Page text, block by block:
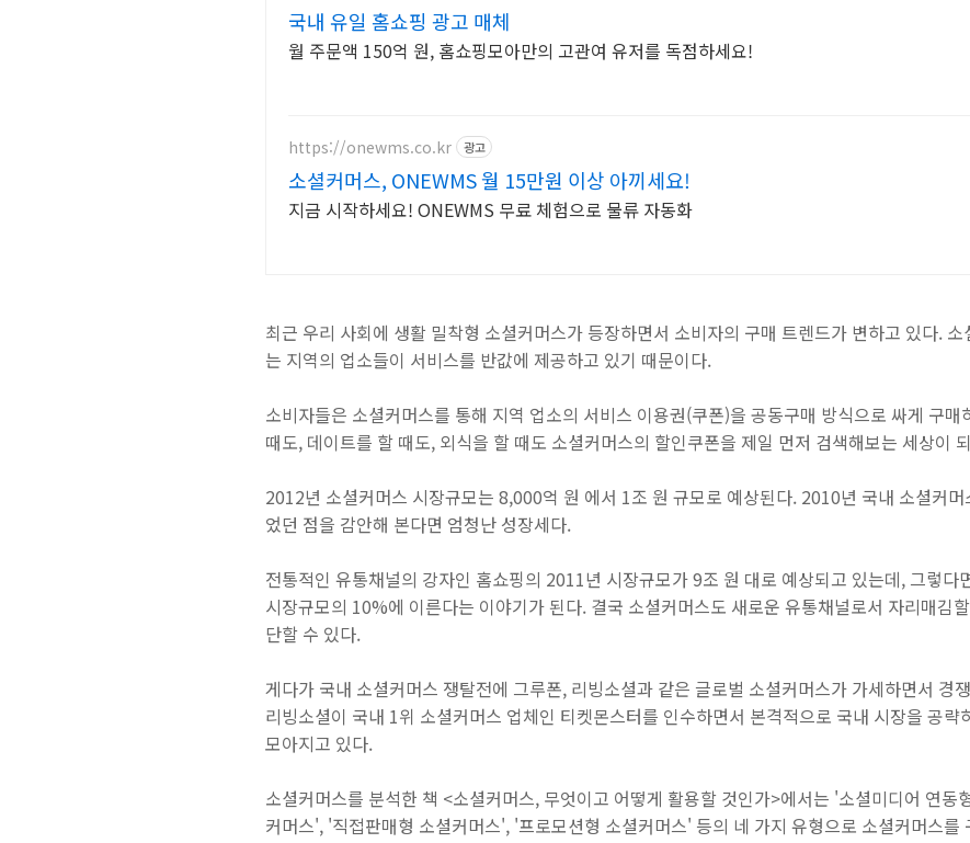
국내 유일 홈쇼핑 광고 매체
월 주문액 150억 원, 홈쇼핑모아만의 고관여 유저를 독점하세요!
https://onewms.co.kr 광고
소셜커머스, ONEWMS 월 15만원 이상 아끼세요!
지금 시작하세요! ONEWMS 무료 체험으로 물류 자동화
최근 우리 사회에 생활 밀착형 소셜커머스가 등장하면서 소비자의 구매 트렌드가 변하고 있다.
는 지역의 업소들이 서비스를 반값에 제공하고 있기 때문이다.
소비자들은 소셜커머스를 통해 지역 업소의 서비스 이용권(쿠폰)을 공동구매 방식으로 싸게 구
때도, 데이트를 할 때도, 외식을 할 때도 소셜커머스의 할인쿠폰을 제일 먼저 검색해보는 세상이
2012년 소셜커머스 시장규모는 8,000억 원 에서 1조 원 규모로 예상된다. 2010년 국내 소셜커
었던 점을 감안해 본다면 엄청난 성장세다.
전통적인 유통채널의 강자인 홈쇼핑의 2011년 시장규모가 9조 원 대로 예상되고 있는데, 그렇다
시장규모의 10%에 이른다는 이야기가 된다. 결국 소셜커머스도 새로운 유통채널로서 자리매김
단할 수 있다.
게다가 국내 소셜커머스 쟁탈전에 그루폰, 리빙소셜과 같은 글로벌 소셜커머스가 가세하면서 경
리빙소셜이 국내 1위 소셜커머스 업체인 티켓몬스터를 인수하면서 본격적으로 국내 시장을 공략
모아지고 있다.
소셜커머스를 분석한 책 <소셜커머스, 무엇이고 어떻게 활용할 것인가>에서는 '소셜미디어 연동
커머스', '직접판매형 소셜커머스', '프로모션형 소셜커머스' 등의 네 가지 유형으로 소셜커머스를